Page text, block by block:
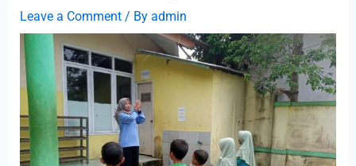
Leave a Comment / By admin